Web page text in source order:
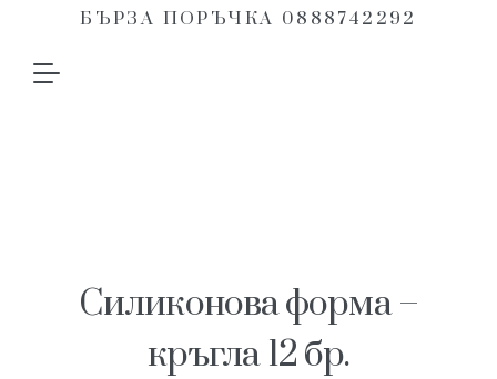
БЪРЗА ПОРЪЧКА 0888742292
Силиконова форма –
кръгла 12 бр.